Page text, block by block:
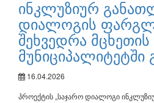
ინკლუზიურ
დიალოგის
შეხვედრა მცხეთის
მუნიციპალიტეტში
16.04.2026
პროექტის „საჯარო დიალოგი